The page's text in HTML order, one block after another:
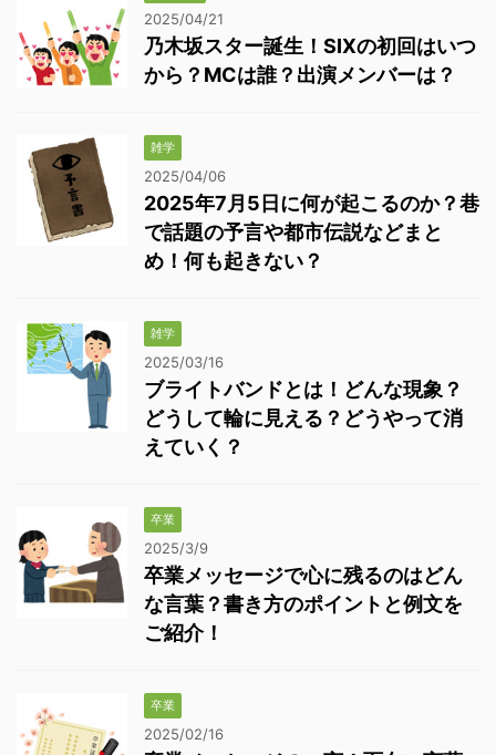
2025/04/21
乃木坂スター誕生！SIXの初回はいつ
から？MCは誰？出演メンバーは？
雑学
2025/04/06
2025年7月5日に何が起こるのか？巷
で話題の予言や都市伝説などまと
め！何も起きない？
雑学
2025/03/16
ブライトバンドとは！どんな現象？
どうして輪に見える？どうやって消
えていく？
卒業
2025/3/9
卒業メッセージで心に残るのはどん
な言葉？書き方のポイントと例文を
ご紹介！
卒業
2025/02/16